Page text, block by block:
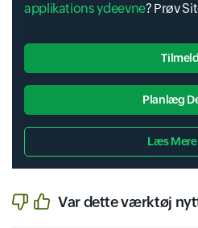
applikations ydeevne? Prøv
Tilmeld
Planlæg
Læs Mere
Var dette værktøj